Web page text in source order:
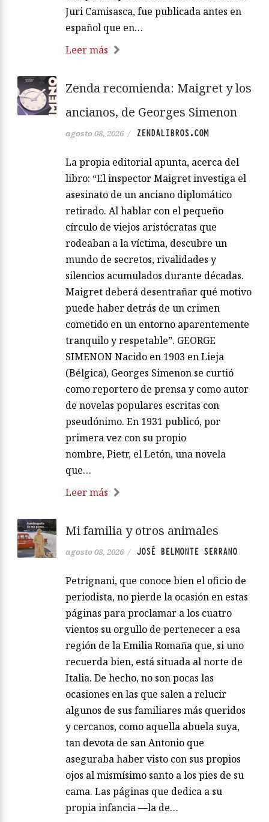
Juri Camisasca, fue publicada antes en
español que en…
Leer más
Zenda recomienda: Maigret y los
ancianos, de Georges Simenon
agosto 08, 2026 / ZENDALIBROS.COM
La propia editorial apunta, acerca del
libro: “El inspector Maigret investiga el
asesinato de un anciano diplomático
retirado. Al hablar con el pequeño
círculo de viejos aristócratas que
rodeaban a la víctima, descubre un
mundo de secretos, rivalidades y
silencios acumulados durante décadas.
Maigret deberá desentrañar qué motivo
puede haber detrás de un crimen
cometido en un entorno aparentemente
tranquilo y respetable”. GEORGE
SIMENON Nacido en 1903 en Lieja
(Bélgica), Georges Simenon se curtió
como reportero de prensa y como autor
de novelas populares escritas con
pseudónimo. En 1931 publicó, por
primera vez con su propio
nombre, Pietr, el Letón, una novela
que…
Leer más
Mi familia y otros animales
agosto 08, 2026 / JOSÉ BELMONTE SERRANO
Petrignani, que conoce bien el oficio de
periodista, no pierde la ocasión en estas
páginas para proclamar a los cuatro
vientos su orgullo de pertenecer a esa
región de la Emilia Romaña que, si uno
recuerda bien, está situada al norte de
Italia. De hecho, no son pocas las
ocasiones en las que salen a relucir
algunos de sus familiares más queridos
y cercanos, como aquella abuela suya,
tan devota de san Antonio que
aseguraba haber visto con sus propios
ojos al mismísimo santo a los pies de su
cama. Las páginas que dedica a su
propia infancia —la de…